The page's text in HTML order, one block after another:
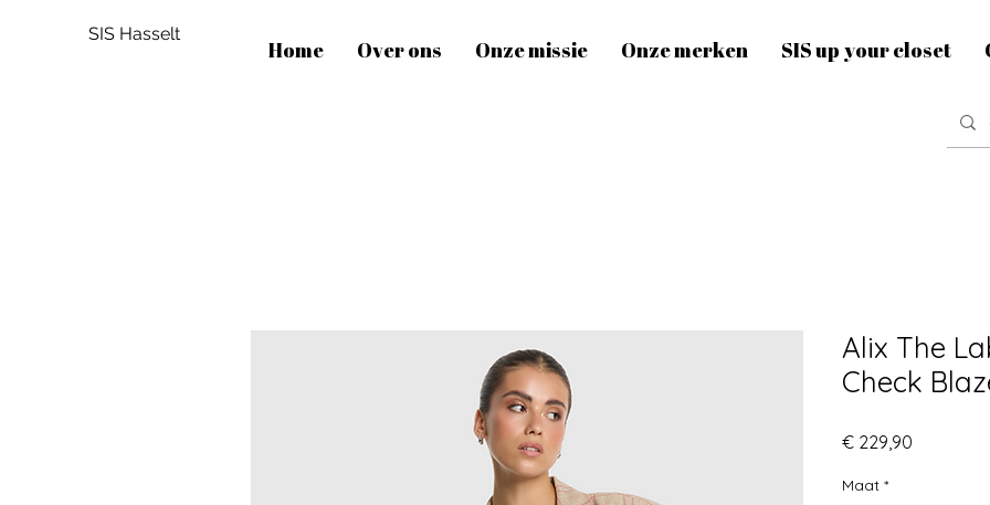
SIS Hasselt
Home Over ons Onze missie Onze merken SIS up your closet
Alix The
Check
€ 229,90
Maat *